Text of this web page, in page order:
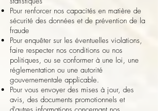
Pour renforcer nos capacités en matière de
sécurité des données et de prévention de la
fraude
Pour enquêter sur les éventuelles violations,
faire respecter nos conditions ou nos
politiques, ou se conformer à une loi, une
réglementation ou une autorité
gouvernementale applicable.
Pour vous envoyer des mises à jour, des
avis, des documents promotionnels et